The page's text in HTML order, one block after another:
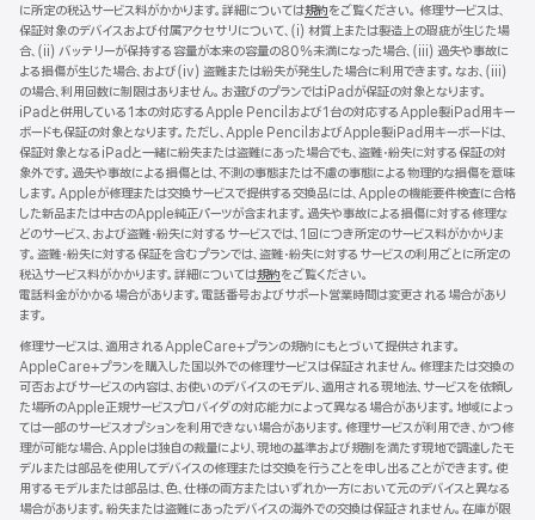
に所定の税込サービス料がかかります。詳細については規約（新
規
ウ
イ
ン
ド
ウ
で
開
き
ま
す）
をご覧ください。 修理サービスは、
保証対象のデバイスおよび付属アクセサリについて、(i) 材質上または製造上の瑕疵が生じた場
合、(ii) バッテリーが保持する容量が本来の容量の80%未満になった場合、(iii) 過失や事故に
よる損傷が生じた場合、および(iv) 盗難または紛失が発生した場合に利用できます。なお、(iii)
の場合、利用回数に制限はありません。お選びのプランではiPadが保証の対象となります。
iPadと併用している1本の対応するApple Pencilおよび1台の対応するApple製iPad用キー
ボードも保証の対象となります。ただし、Apple PencilおよびApple製iPad用キーボードは、
保証対象となるiPadと一緒に紛失または盗難にあった場合でも、盗難・紛失に対する保証の対
象外です。過失や事故による損傷とは、不測の事態または不慮の事態による物理的な損傷を意味
します。Appleが修理または交換サービスで提供する交換品には、Appleの機能要件検査に合格
した新品または中古のApple純正パーツが含まれます。過失や事故による損傷に対する修理な
どのサービス、および盗難・紛失に対するサービスでは、1回につき所定のサービス料がかかりま
す。盗難・紛失に対する保証を含むプランでは、盗難・紛失に対するサービスの利用ごとに所定の
税込サービス料がかかります。詳細については規約（新
規
ン
ド
ウ
で
開
き
ま
す）
をご覧ください。
電話料金がかかる場合があります。電話番号およびサポート営業時間は変更される場合があり
ます。
修理サービスは、適用されるAppleCare+プランの規約にもとづいて提供されます。
AppleCare+プランを購入した国以外での修理サービスは保証されません。修理または交換の
可否およびサービスの内容は、お使いのデバイスのモデル、適用される現地法、サービスを依頼し
た場所のApple正規サービスプロバイダの対応能力によって異なる場合があります。地域によっ
ては一部のサービスオプションを利用できない場合があります。修理サービスが利用でき、かつ修
理が可能な場合、Appleは独自の裁量により、現地の基準および規制を満たす現地で調達したモ
デルまたは部品を使用してデバイスの修理または交換を行うことを申し出ることができます。使
用するモデルまたは部品は、色、仕様の両方またはいずれか一方において元のデバイスと異なる
場合があります。紛失または盗難にあったデバイスの海外での交換は保証されません。在庫が限